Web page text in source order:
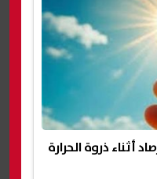
أثناء ذروة الحرارة